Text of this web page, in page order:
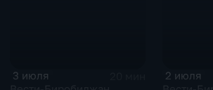
3 июля 2 июля